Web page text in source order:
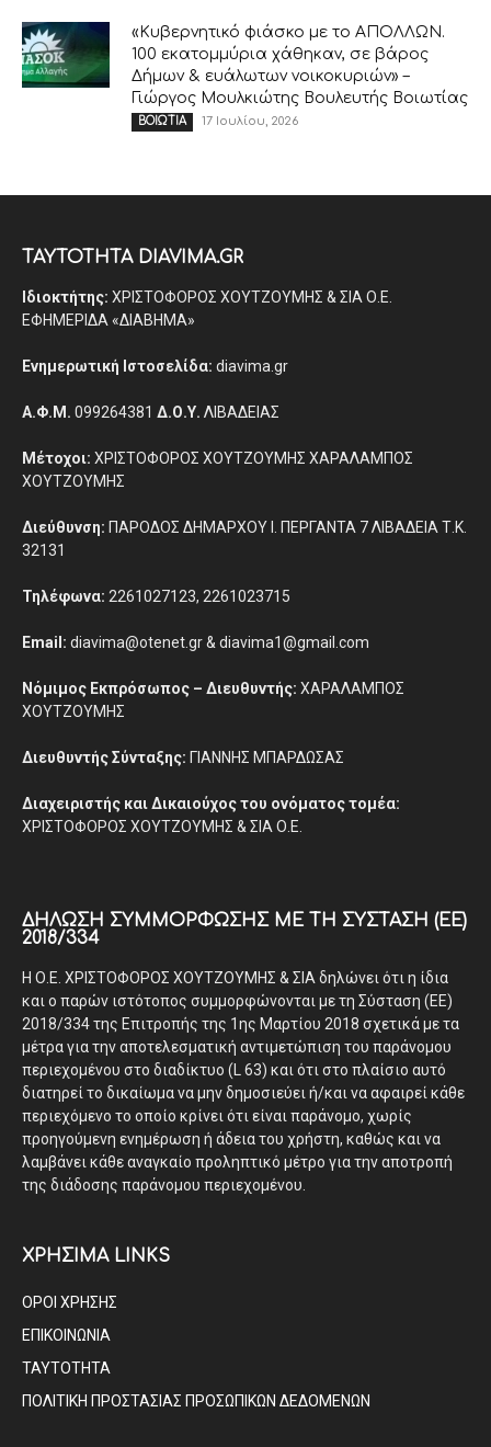
«Κυβερνητικό φιάσκο με το ΑΠΟΛΛΩΝ.
100 εκατομμύρια χάθηκαν, σε βάρος
Δήμων & ευάλωτων νοικοκυριών» –
Γιώργος Μουλκιώτης Βουλευτής Βοιωτίας
ΒΟΙΩΤΙΑ 17 Ιουλίου, 2026
ΤΑΥΤΟΤΗΤΑ DIAVIMA.GR
Ιδιοκτήτης: ΧΡΙΣΤΟΦΟΡΟΣ ΧΟΥΤΖΟΥΜΗΣ & ΣΙΑ Ο.Ε.
ΕΦΗΜΕΡΙΔΑ «ΔΙΑΒΗΜΑ»
Ενημερωτική Ιστοσελίδα: diavima.gr
Α.Φ.Μ. 099264381 Δ.Ο.Υ. ΛΙΒΑΔΕΙΑΣ
Μέτοχοι: ΧΡΙΣΤΟΦΟΡΟΣ ΧΟΥΤΖΟΥΜΗΣ ΧΑΡΑΛΑΜΠΟΣ
ΧΟΥΤΖΟΥΜΗΣ
Διεύθυνση: ΠΑΡΟΔΟΣ ΔΗΜΑΡΧΟΥ Ι. ΠΕΡΓΑΝΤΑ 7 ΛΙΒΑΔΕΙΑ Τ.Κ.
32131
Τηλέφωνα: 2261027123, 2261023715
Email: diavima@otenet.gr & diavima1@gmail.com
Νόμιμος Εκπρόσωπος – Διευθυντής: ΧΑΡΑΛΑΜΠΟΣ
ΧΟΥΤΖΟΥΜΗΣ
Διευθυντής Σύνταξης: ΓΙΑΝΝΗΣ ΜΠΑΡΔΩΣΑΣ
Διαχειριστής και Δικαιούχος του ονόματος τομέα:
ΧΡΙΣΤΟΦΟΡΟΣ ΧΟΥΤΖΟΥΜΗΣ & ΣΙΑ Ο.Ε.
ΔΉΛΩΣΗ ΣΥΜΜΌΡΦΩΣΗΣ ΜΕ ΤΗ ΣΎΣΤΑΣΗ (ΕΕ)
2018/334
Η Ο.Ε. ΧΡΙΣΤΟΦΟΡΟΣ ΧΟΥΤΖΟΥΜΗΣ & ΣΙΑ δηλώνει ότι η ίδια
και ο παρών ιστότοπος συμμορφώνονται με τη Σύσταση (ΕΕ)
2018/334 της Επιτροπής της 1ης Μαρτίου 2018 σχετικά με τα
μέτρα για την αποτελεσματική αντιμετώπιση του παράνομου
περιεχομένου στο διαδίκτυο (L 63) και ότι στο πλαίσιο αυτό
διατηρεί το δικαίωμα να μην δημοσιεύει ή/και να αφαιρεί κάθε
περιεχόμενο το οποίο κρίνει ότι είναι παράνομο, χωρίς
προηγούμενη ενημέρωση ή άδεια του χρήστη, καθώς και να
λαμβάνει κάθε αναγκαίο προληπτικό μέτρο για την αποτροπή
της διάδοσης παράνομου περιεχομένου.
ΧΡΗΣΙΜΑ LINKS
ΟΡΟΙ ΧΡΗΣΗΣ
ΕΠΙΚΟΙΝΩΝΙΑ
ΤΑΥΤΟΤΗΤΑ
ΠΟΛΙΤΙΚΗ ΠΡΟΣΤΑΣΙΑΣ ΠΡΟΣΩΠΙΚΩΝ ΔΕΔΟΜΕΝΩΝ